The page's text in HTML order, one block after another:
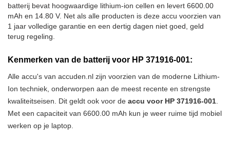
batterij bevat hoogwaardige lithium-ion cellen en levert 6600.00
mAh en 14.80 V. Net als alle producten is deze accu voorzien van
1 jaar volledige garantie en een dertig dagen niet goed, geld
terug regeling.
Kenmerken van de batterij voor HP 371916-001:
Alle accu's van accuden.nl zijn voorzien van de moderne Lithium-
Ion techniek, onderworpen aan de meest recente en strengste
kwaliteitseisen. Dit geldt ook voor de accu voor HP 371916-001
Met een capaciteit van 6600.00 mAh kun je weer ruime tijd mobiel
werken op je laptop.